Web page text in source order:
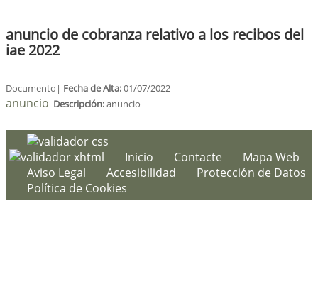
anuncio de cobranza relativo a los recibos del
iae 2022
Documento| Fecha de Alta:01/07/2022
anuncio Descripción:anuncio
Inicio Contacte
Mapa Web
Aviso Legal
Accesibilidad
Protección de Datos
Política de Cookies